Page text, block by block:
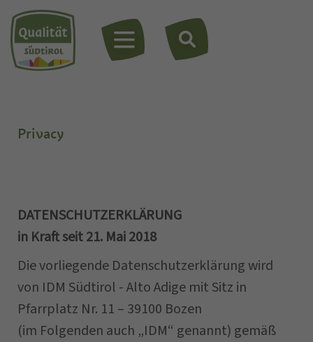
MENÜ
Privacy
DATENSCHUTZERKLÄRUNG
in Kraft seit 21. Mai 2018
Die vorliegende Datenschutzerklärung wird
von IDM Südtirol - Alto Adige mit Sitz in
Pfarrplatz Nr. 11 – 39100 Bozen
(im Folgenden auch „IDM“ genannt) gemäß